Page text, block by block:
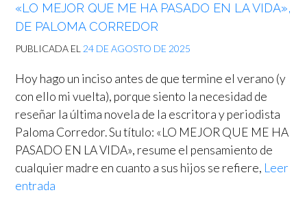
«LO MEJOR QUE ME HA PASADO EN LA VIDA»,
DE PALOMA CORREDOR
PUBLICADA EL 24 DE AGOSTO DE 2025
Hoy hago un inciso antes de que termine el verano (y
con ello mi vuelta), porque siento la necesidad de
reseñar la última novela de la escritora y periodista
Paloma Corredor. Su título: «LO MEJOR QUE ME HA
PASADO EN LA VIDA», resume el pensamiento de
cualquier madre en cuanto a sus hijos se refiere, Leer
entrada